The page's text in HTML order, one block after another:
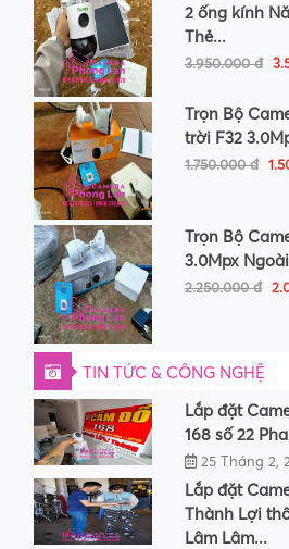
2 ống kính
Thẻ...
3.950.000 đ
Trọn Bộ
trời F32
1.750.000 đ
Trọn Bộ
3.0Mpx
2.250.000 đ
TIN TỨC & CÔNG NGHỆ
Lắp đặt
168 số 22
25 Tháng 2,
Lắp đặt
Thành Lợi
Lâm Lâm...